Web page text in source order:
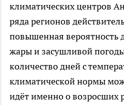
климатических центров
ряда регионов
повышенная вероятность
жары и засушливой
количество дней с
климатической нормы
идёт именно о возросших